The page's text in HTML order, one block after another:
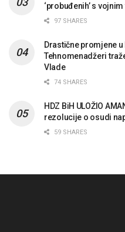
‘probuđenih’ s
97 SHARES
Drastične promjene
Tehnomenadžeri
Vlade
74 SHARES
HDZ BiH ULOŽIO
rezolucije o osudi
59 SHARES